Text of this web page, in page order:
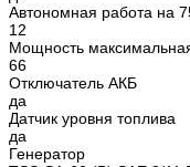
Автономная работа на
12
Мощность
66
Отключатель АКБ
да
Датчик уровня топлива
да
Генератор